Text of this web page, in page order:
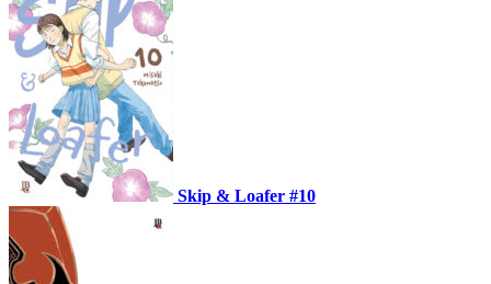
Skip & Loafer #10